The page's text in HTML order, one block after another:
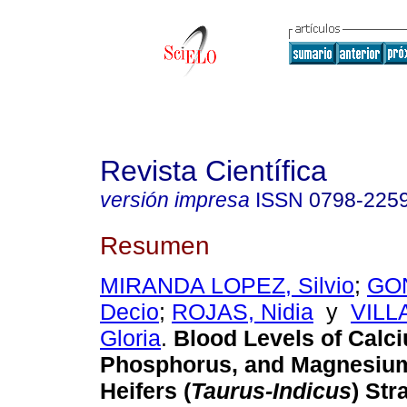
Revista Científica
versión impresa ISSN 0798-
Resumen
MIRANDA LOPEZ, Silvio;
Decio; ROJAS, Nidia y
Gloria. Blood Levels of
Phosphorus, and
Heifers (Taurus-Indicus)